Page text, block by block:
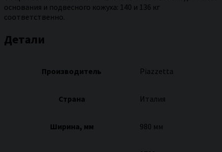
основания и подвесного кожуха: 140 и 136 кг
соответственно.
Детали
Производитель Piazzetta
Страна Италия
Ширина, мм 980 мм